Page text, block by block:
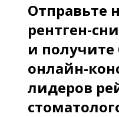
Отправьте
рентген-
и получите
онлайн-
лидеров